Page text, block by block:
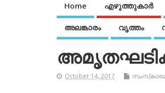
Home എഴുത്തുകാര്‍
അലങ്കാരം വൃത്തം
October 14, 2017